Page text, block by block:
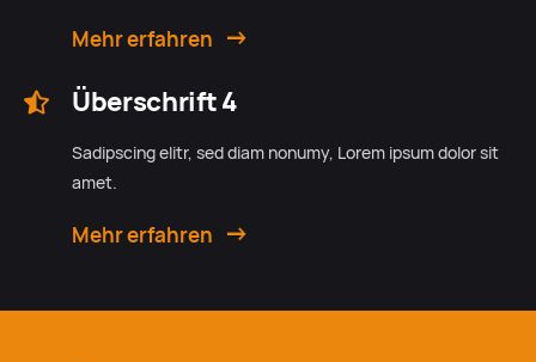
Mehr erfahren
Überschrift 4
Sadipscing elitr, sed diam nonumy, Lorem ipsum dolor sit
amet.
Mehr erfahren